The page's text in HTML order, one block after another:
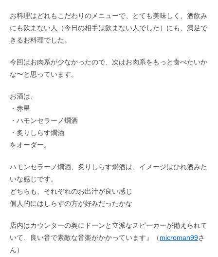
お料理はどれもこだわりのメニューで、とても美味しく、酒飲み
にも飲まない人（今日の相手は飲まない人でした）にも、満足で
きるお料理でした。
今回はお肉系が少なかったので、次はお肉系をもっと食べたいか
な〜と思っています。
お酒は、
・赤星
・ハモンセラーノ燗酒
・炙りしらす燗酒
をオーダー。
ハモンセラーノ燗酒、炙りしらす燗酒は、イメージはひれ酒みた
いな感じです。
どちらも、それぞれのお出汁が良い感じ
個人的にはしらすの方が好みだったかな
店内はカウンターの奥にドーンと立派なスピーカーが備えられて
いて、良い音で素敵な音楽がかかっています』（microman99さ
ん）